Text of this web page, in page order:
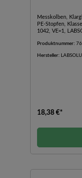
Messkolben,
PE-Stopfen,
1042, VE=1,
Produktnummer:
Hersteller:
18,38 €*